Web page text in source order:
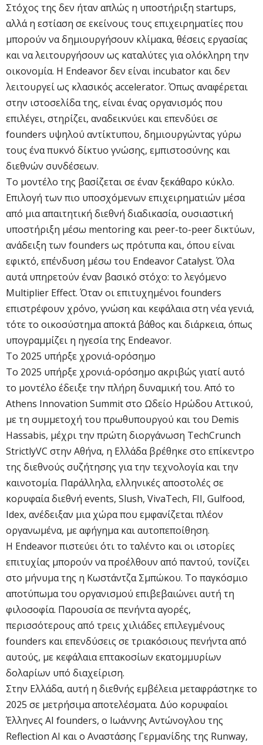
Στόχος της δεν ήταν απλώς η υποστήριξη startups,
αλλά η εστίαση σε εκείνους τους επιχειρηματίες που
μπορούν να δημιουργήσουν κλίμακα, θέσεις εργασίας
και να λειτουργήσουν ως καταλύτες για ολόκληρη την
οικονομία. Η Endeavor δεν είναι incubator και δεν
λειτουργεί ως κλασικός accelerator. Όπως αναφέρεται
στην ιστοσελίδα της, είναι ένας οργανισμός που
επιλέγει, στηρίζει, αναδεικνύει και επενδύει σε
founders υψηλού αντίκτυπου, δημιουργώντας γύρω
τους ένα πυκνό δίκτυο γνώσης, εμπιστοσύνης και
διεθνών συνδέσεων.
Το μοντέλο της βασίζεται σε έναν ξεκάθαρο κύκλο.
Επιλογή των πιο υποσχόμενων επιχειρηματιών μέσα
από μια απαιτητική διεθνή διαδικασία, ουσιαστική
υποστήριξη μέσω mentoring και peer-to-peer δικτύων,
ανάδειξη των founders ως πρότυπα και, όπου είναι
εφικτό, επένδυση μέσω του Endeavor Catalyst. Όλα
αυτά υπηρετούν έναν βασικό στόχο: το λεγόμενο
Multiplier Effect. Όταν οι επιτυχημένοι founders
επιστρέφουν χρόνο, γνώση και κεφάλαια στη νέα γενιά,
τότε το οικοσύστημα αποκτά βάθος και διάρκεια, όπως
υπογραμμίζει η ηγεσία της Endeavor.
Το 2025 υπήρξε χρονιά-ορόσημο
Το 2025 υπήρξε χρονιά-ορόσημο ακριβώς γιατί αυτό
το μοντέλο έδειξε την πλήρη δυναμική του. Από το
Athens Innovation Summit στο Ωδείο Ηρώδου Αττικού,
με τη συμμετοχή του πρωθυπουργού και του Demis
Hassabis, μέχρι την πρώτη διοργάνωση TechCrunch
StrictlyVC στην Αθήνα, η Ελλάδα βρέθηκε στο επίκεντρο
της διεθνούς συζήτησης για την τεχνολογία και την
καινοτομία. Παράλληλα, ελληνικές αποστολές σε
κορυφαία διεθνή events, Slush, VivaTech, FII, Gulfood,
Idex, ανέδειξαν μια χώρα που εμφανίζεται πλέον
οργανωμένα, με αφήγημα και αυτοπεποίθηση.
Η Endeavor πιστεύει ότι το ταλέντο και οι ιστορίες
επιτυχίας μπορούν να προέλθουν από παντού, τονίζει
στο μήνυμα της η Κωστάντζα Σμπώκου. Το παγκόσμιο
αποτύπωμα του οργανισμού επιβεβαιώνει αυτή τη
φιλοσοφία. Παρουσία σε πενήντα αγορές,
περισσότερους από τρεις χιλιάδες επιλεγμένους
founders και επενδύσεις σε τριακόσιους πενήντα από
αυτούς, με κεφάλαια επτακοσίων εκατομμυρίων
δολαρίων υπό διαχείριση.
Στην Ελλάδα, αυτή η διεθνής εμβέλεια μεταφράστηκε το
2025 σε μετρήσιμα αποτελέσματα. Δύο κορυφαίοι
Έλληνες AI founders, ο Ιωάννης Αντώνογλου της
Reflection AI και ο Αναστάσης Γερμανίδης της Runway,